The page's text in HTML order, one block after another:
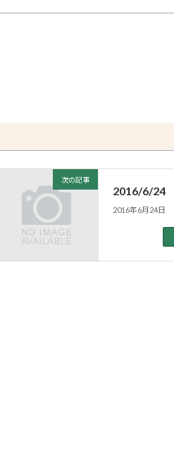
次の記事
2016/6/24
2016年6月24日